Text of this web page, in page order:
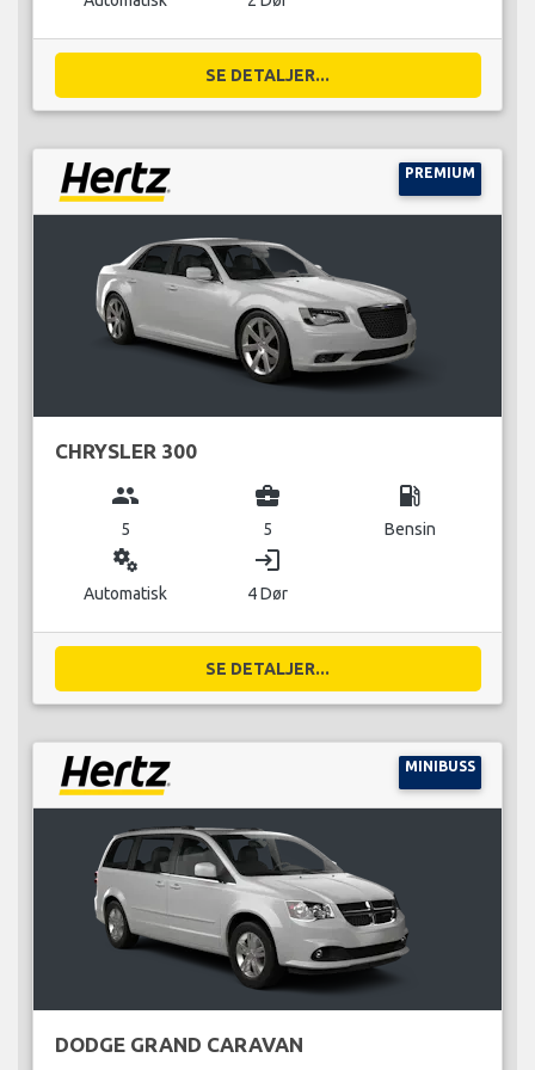
SE DETALJER...
PREMIUM
CHRYSLER 300
group
5
business_center
5
local_gas_station
Bensin
miscellaneous_services
Automatisk
login
4 Dør
SE DETALJER...
MINIBUSS
DODGE GRAND CARAVAN